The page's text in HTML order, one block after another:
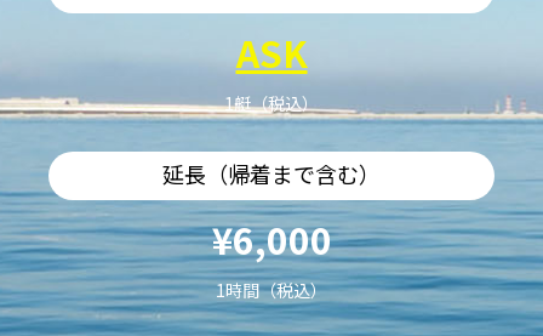
ASK
1艇（税込）
延長（帰着まで含む）
¥6,000
1時間（税込）